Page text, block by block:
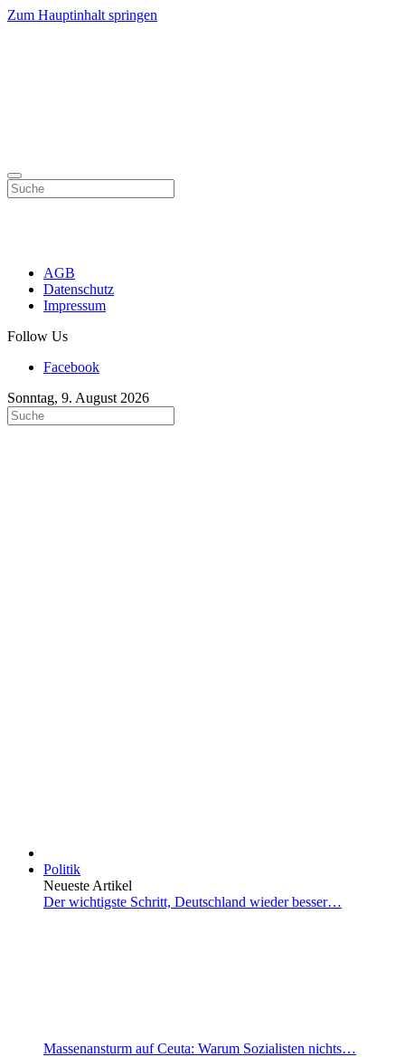
Zum Hauptinhalt springen
AGB
Datenschutz
Impressum
Follow Us
Facebook
Sonntag, 9. August 2026
Politik
Neueste Artikel
Der wichtigste Schritt, Deutschland wieder besser…
Massenansturm auf Ceuta: Warum Sozialisten nichts…